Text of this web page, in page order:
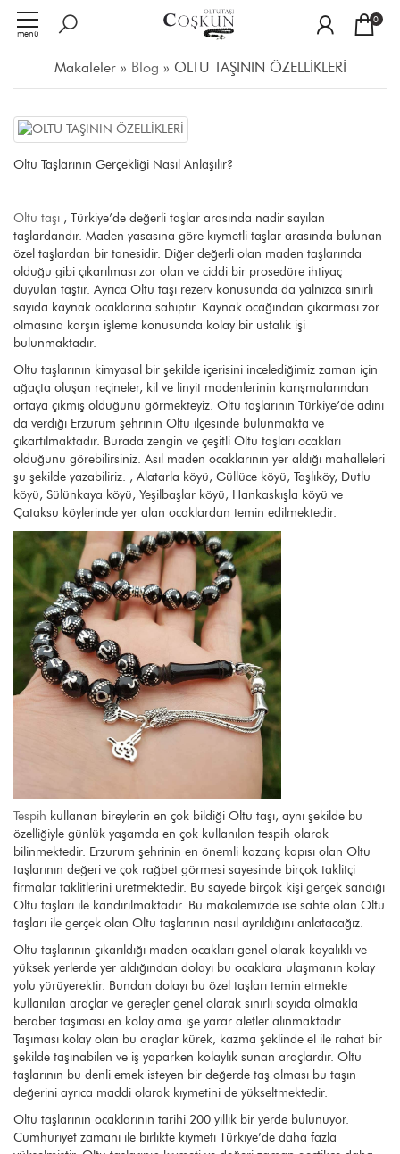
menü
0
Makaleler » Blog » OLTU TAŞININ ÖZELLİKLERİ
Oltu Taşlarının Gerçekliği Nasıl Anlaşılır?
Oltu taşı , Türkiye’de değerli taşlar arasında nadir sayılan
taşlardandır. Maden yasasına göre kıymetli taşlar arasında bulunan
özel taşlardan bir tanesidir. Diğer değerli olan maden taşlarında
olduğu gibi çıkarılması zor olan ve ciddi bir prosedüre ihtiyaç
duyulan taştır. Ayrıca Oltu taşı rezerv konusunda da yalnızca sınırlı
sayıda kaynak ocaklarına sahiptir. Kaynak ocağından çıkarması zor
olmasına karşın işleme konusunda kolay bir ustalık işi
bulunmaktadır.
Oltu taşlarının kimyasal bir şekilde içerisini incelediğimiz zaman için
ağaçta oluşan reçineler, kil ve linyit madenlerinin karışmalarından
ortaya çıkmış olduğunu görmekteyiz. Oltu taşlarının Türkiye’de adını
da verdiği Erzurum şehrinin Oltu ilçesinde bulunmakta ve
çıkartılmaktadır. Burada zengin ve çeşitli Oltu taşları ocakları
olduğunu görebilirsiniz. Asıl maden ocaklarının yer aldığı mahalleleri
şu şekilde yazabiliriz. , Alatarla köyü, Güllüce köyü, Taşlıköy, Dutlu
köyü, Sülünkaya köyü, Yeşilbaşlar köyü, Hankaskışla köyü ve
Çataksu köylerinde yer alan ocaklardan temin edilmektedir.
Tespih kullanan bireylerin en çok bildiği Oltu taşı, aynı şekilde bu
özelliğiyle günlük yaşamda en çok kullanılan tespih olarak
bilinmektedir. Erzurum şehrinin en önemli kazanç kapısı olan Oltu
taşlarının değeri ve çok rağbet görmesi sayesinde birçok taklitçi
firmalar taklitlerini üretmektedir. Bu sayede birçok kişi gerçek sandığı
Oltu taşları ile kandırılmaktadır. Bu makalemizde ise sahte olan Oltu
taşları ile gerçek olan Oltu taşlarının nasıl ayrıldığını anlatacağız.
Oltu taşlarının çıkarıldığı maden ocakları genel olarak kayalıklı ve
yüksek yerlerde yer aldığından dolayı bu ocaklara ulaşmanın kolay
yolu yürüyerektir. Bundan dolayı bu özel taşları temin etmekte
kullanılan araçlar ve gereçler genel olarak sınırlı sayıda olmakla
beraber taşıması en kolay ama işe yarar aletler alınmaktadır.
Taşıması kolay olan bu araçlar kürek, kazma şeklinde el ile rahat bir
şekilde taşınabilen ve iş yaparken kolaylık sunan araçlardır. Oltu
taşlarının bu denli emek isteyen bir değerde taş olması bu taşın
değerini ayrıca maddi olarak kıymetini de yükseltmektedir.
Oltu taşlarının ocaklarının tarihi 200 yıllık bir yerde bulunuyor.
Cumhuriyet zamanı ile birlikte kıymeti Türkiye’de daha fazla